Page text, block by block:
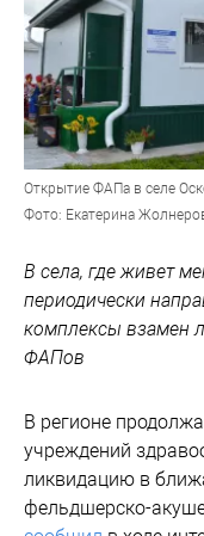
Открытие ФАПа в селе
Фото: Екатерина
В села, где живет
периодически
комплексы взамен
ФАПов
В регионе
учреждений
ликвидацию в
фельдшерско-